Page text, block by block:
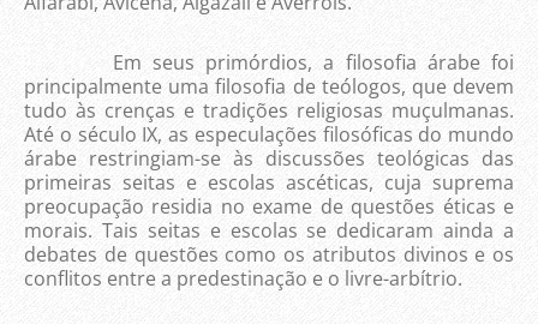
Em seus primórdios, a filosofia árabe foi
principalmente uma filosofia de teólogos, que devem
tudo às crenças e tradições religiosas muçulmanas.
Até o século IX, as especulações filosóficas do mundo
árabe restringiam-se às discussões teológicas das
primeiras seitas e escolas ascéticas, cuja suprema
preocupação residia no exame de questões éticas e
morais. Tais seitas e escolas se dedicaram ainda a
debates de questões como os atributos divinos e os
conflitos entre a predestinação e o livre-arbítrio.